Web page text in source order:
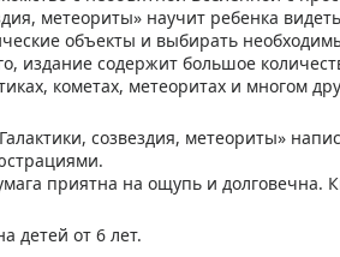
метеориты» научит ребенка
объекты и выбирать
издание содержит большое
кометах, метеоритах и многом
созвездия, метеориты»
приятна на ощупь и долговечна.
детей от 6 лет.